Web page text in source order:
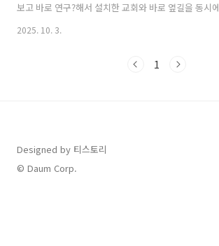
보고 바로 연구?해서 설치한 교회와 바로 옆길을 동시
2025. 10. 3.
1
Designed by 티스토리
© Daum Corp.